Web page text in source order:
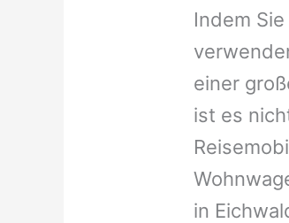
Indem
einer
ist es
in